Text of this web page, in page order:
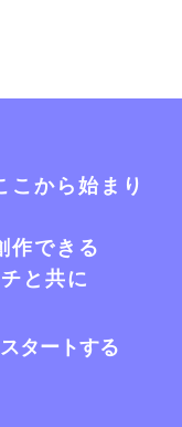
から始まり
作できる
と共に
タートする